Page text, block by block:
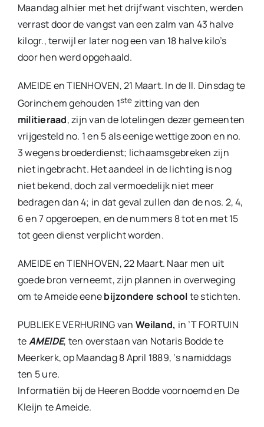
Maandag alhier met het drijfwant vischten, werden
verrast door de vangst van een zalm van 43 halve
kilogr., terwijl er later nog een van 18 halve kilo’s
door hen werd opgehaald.
AMEIDE en TIENHOVEN, 21 Maart. In de ll. Dinsdag te
Gorinchem gehouden 1ste zitting van den
militieraad, zijn van de lotelingen dezer gemeenten
vrijgesteld no. 1 en 5 als eenige wettige zoon en no.
3 wegens broederdienst; lichaamsgebreken zijn
niet ingebracht. Het aandeel in de lichting is nog
niet bekend, doch zal vermoedelijk niet meer
bedragen dan 4; in dat geval zullen dan de nos. 2, 4,
6 en 7 opgeroepen, en de nummers 8 tot en met 15
tot geen dienst verplicht worden.
AMEIDE en TIENHOVEN, 22 Maart. Naar men uit
goede bron verneemt, zijn plannen in overweging
om te Ameide eenebijzondere schoolte stichten.
PUBLIEKE VERHURING van Weiland, in ’T FORTUIN
teAMEIDE, ten overstaan van Notaris Bodde te
Meerkerk, op Maandag 8 April 1889, ’s namiddags
ten 5 ure.
Informatiën bij de Heeren Bodde voornoemd en De
Kleijn te Ameide.